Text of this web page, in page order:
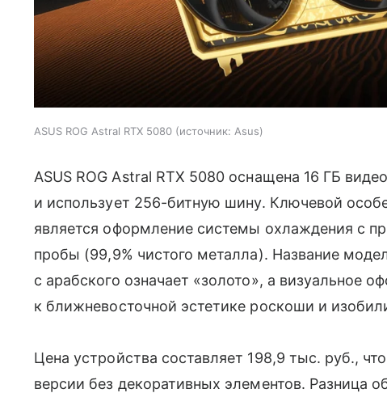
ASUS ROG Astral RTX 5080 источник: Asus
ASUS ROG Astral RTX 5080 оснащена 16 ГБ
и использует 256-битную шину. Ключевой
является оформление системы охлаждения с
пробы (99,9% чистого металла). Название
с арабского означает «золото», а визуальное
к ближневосточной эстетике роскоши и
Цена устройства составляет 198,9 тыс. руб.,
версии без декоративных элементов. Разница